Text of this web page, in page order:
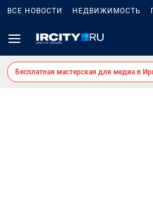
ВСЕ НОВОСТИ НЕДВИЖИМОСТЬ
Бесплатная мастерская для медиа в